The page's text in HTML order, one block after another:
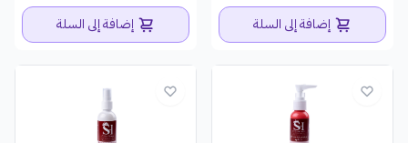
إضافة إلى السلة إضافة إلى السلة